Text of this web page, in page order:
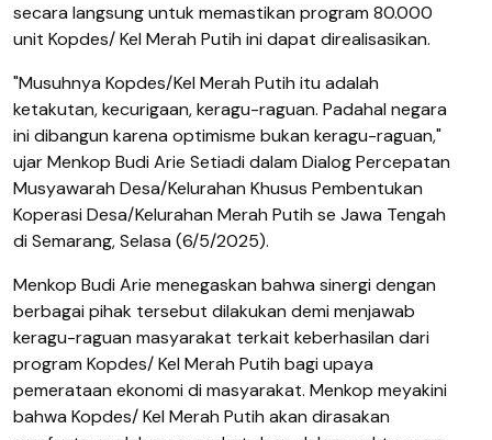
secara langsung untuk memastikan program 80.000
unit Kopdes/ Kel Merah Putih ini dapat direalisasikan.
"Musuhnya Kopdes/Kel Merah Putih itu adalah
ketakutan, kecurigaan, keragu-raguan. Padahal negara
ini dibangun karena optimisme bukan keragu-raguan,"
ujar Menkop Budi Arie Setiadi dalam Dialog Percepatan
Musyawarah Desa/Kelurahan Khusus Pembentukan
Koperasi Desa/Kelurahan Merah Putih se Jawa Tengah
di Semarang, Selasa (6/5/2025).
Menkop Budi Arie menegaskan bahwa sinergi dengan
berbagai pihak tersebut dilakukan demi menjawab
keragu-raguan masyarakat terkait keberhasilan dari
program Kopdes/ Kel Merah Putih bagi upaya
pemerataan ekonomi di masyarakat. Menkop meyakini
bahwa Kopdes/ Kel Merah Putih akan dirasakan